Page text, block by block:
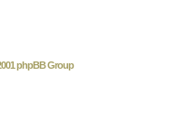
phpBB Group